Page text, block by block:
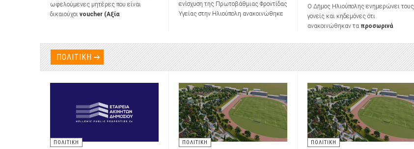
ωφελούμενες μητέρες που είναι
δικαιούχοι voucher (Αξία
διαδικασία εγγραφής και τοποθέτησης
βρεφών και προνηπίων στα
Διοίκησης Αλληλεγγύης, Φροντίδας
και Αγωγήςγια το σχολικό έτος2026-
ενίσχυση της Πρωτοβάθμιας Φροντίδας
Υγείας στην Ηλιούπολη ανακοινώθηκε
Ηλιούπολης (πρώην ΙΚΑ), καθώς,
μετατραπεί σεΚέντρο Υγείας 24ωρης
λειτουργίας εντός του 2026.
Ο Δήμος Ηλιούπολης ενημερώνει τους
γονείς και κηδεμόνες ότι
ανακοινώθηκαν τα προσωρινά
αιτήσεων εγγραφήςβρεφών και
ΠΟΛΙΤΙΚΗ
ΠΟΛΙΤΙΚΗ ΠΟΛΙΤΙΚΗ ΠΟΛΙΤΙΚΗ